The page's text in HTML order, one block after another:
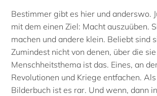
Bestimmer gibt es hier und anderswo.
mit dem einen Ziel: Macht auszuüben.
machen und andere klein. Beliebt sind
Zumindest nicht von denen, über die
Menschheitsthema ist das. Eines, an
Revolutionen und Kriege entfachen.
Bilderbuch ist es rar. Und wenn, dann in